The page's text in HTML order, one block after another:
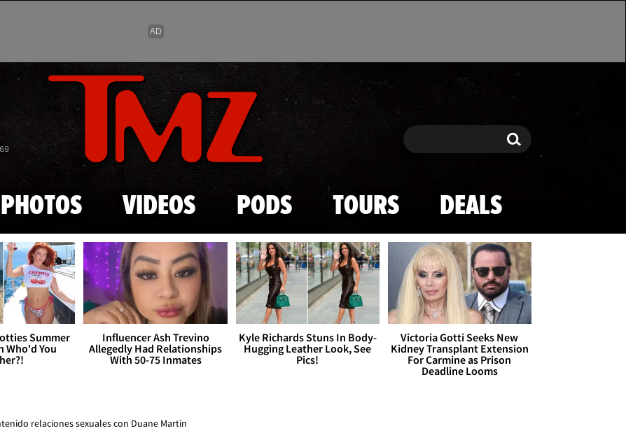
Skip to main content
Search Search
PHOTOS VIDEOS PODS TOURS DEALS
Summer
Who'd You
Influencer Ash Trevino
Allegedly Had Relationships
With 50-75 Inmates
Kyle Richards Stuns In Body-
Hugging Leather Look, See
Pics!
Victoria Gotti Seeks New
Kidney Transplant Extension
For Carmine as Prison
Deadline Looms
relaciones sexuales con Duane Martin